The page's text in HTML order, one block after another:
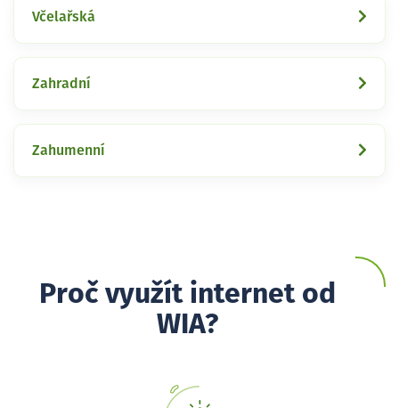
Včelařská
Zahradní
Zahumenní
Proč využít internet od
WIA?